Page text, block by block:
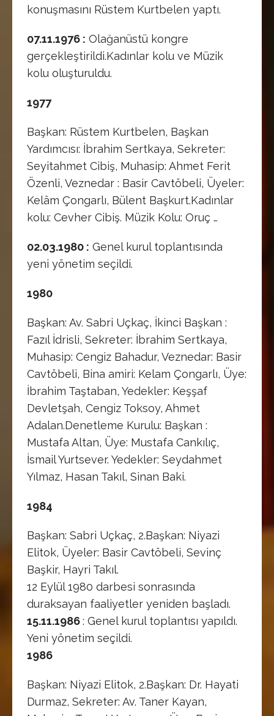
konuşmasını Rüstem Kurtbelen yaptı.
07.11.1976 : Olağanüstü kongre
gerçekleştirildi.Kadınlar kolu ve Müzik
kolu oluşturuldu.
1977
Başkan: Rüstem Kurtbelen, Başkan
Yardımcısı: İbrahim Sertkaya, Sekreter:
Seyitahmet Cibiş, Muhasip: Ahmet Ferit
Özenli, Veznedar : Basir Cavtöbeli, Üyeler:
Kelâm Çongarlı, Bülent Başkurt.Kadınlar
kolu: Cevher Cibiş. Müzik Kolu: Oruç …
02.03.1980 : Genel kurul toplantısında
yeni yönetim seçildi.
1980
Başkan: Av. Sabri Uçkaç, İkinci Başkan :
Fazıl İdrisli, Sekreter: İbrahim Sertkaya,
Muhasip: Cengiz Bahadur, Veznedar: Basir
Cavtöbeli, Bina amiri: Kelam Çongarlı, Üye:
İbrahim Taştaban, Yedekler: Keşşaf
Devletşah, Cengiz Toksoy, Ahmet
Adalan.Denetleme Kurulu: Başkan :
Mustafa Altan, Üye: Mustafa Cankılıç,
İsmail Yurtsever. Yedekler: Seydahmet
Yılmaz, Hasan Takıl, Sinan Baki.
1984
Başkan: Sabri Uçkaç, 2.Başkan: Niyazi
Elitok, Üyeler: Basir Cavtöbeli, Sevinç
Başkir, Hayri Takıl.
12 Eylül 1980 darbesi sonrasında
duraksayan faaliyetler yeniden başladı.
15.11.1986: Genel kurul toplantısı yapıldı.
Yeni yönetim seçildi.
1986
Başkan: Niyazi Elitok, 2.Başkan: Dr. Hayati
Durmaz, Sekreter: Av. Taner Kayan,